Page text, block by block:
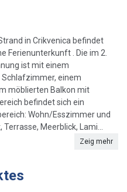
in Crikvenica befindet
Ferienunterkunft . Die im 2.
ist mit einem
einem
möblierten Balkon mit
befindet sich ein
Wohn/Esszimmer und
Meerblick, Lami...
Zeig mehr